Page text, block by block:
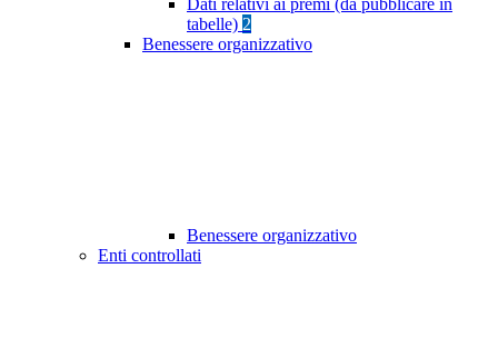
Dati relativi ai premi (da pubblicare in
tabelle) 2
Benessere organizzativo
Benessere organizzativo
Enti controllati